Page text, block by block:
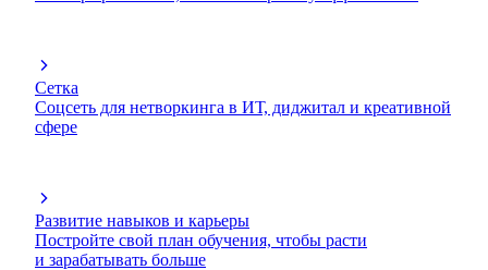
Сетка
Соцсеть для нетворкинга в ИТ, диджитал и креативной
сфере
Развитие навыков и карьеры
Постройте свой план обучения, чтобы расти
и зарабатывать больше